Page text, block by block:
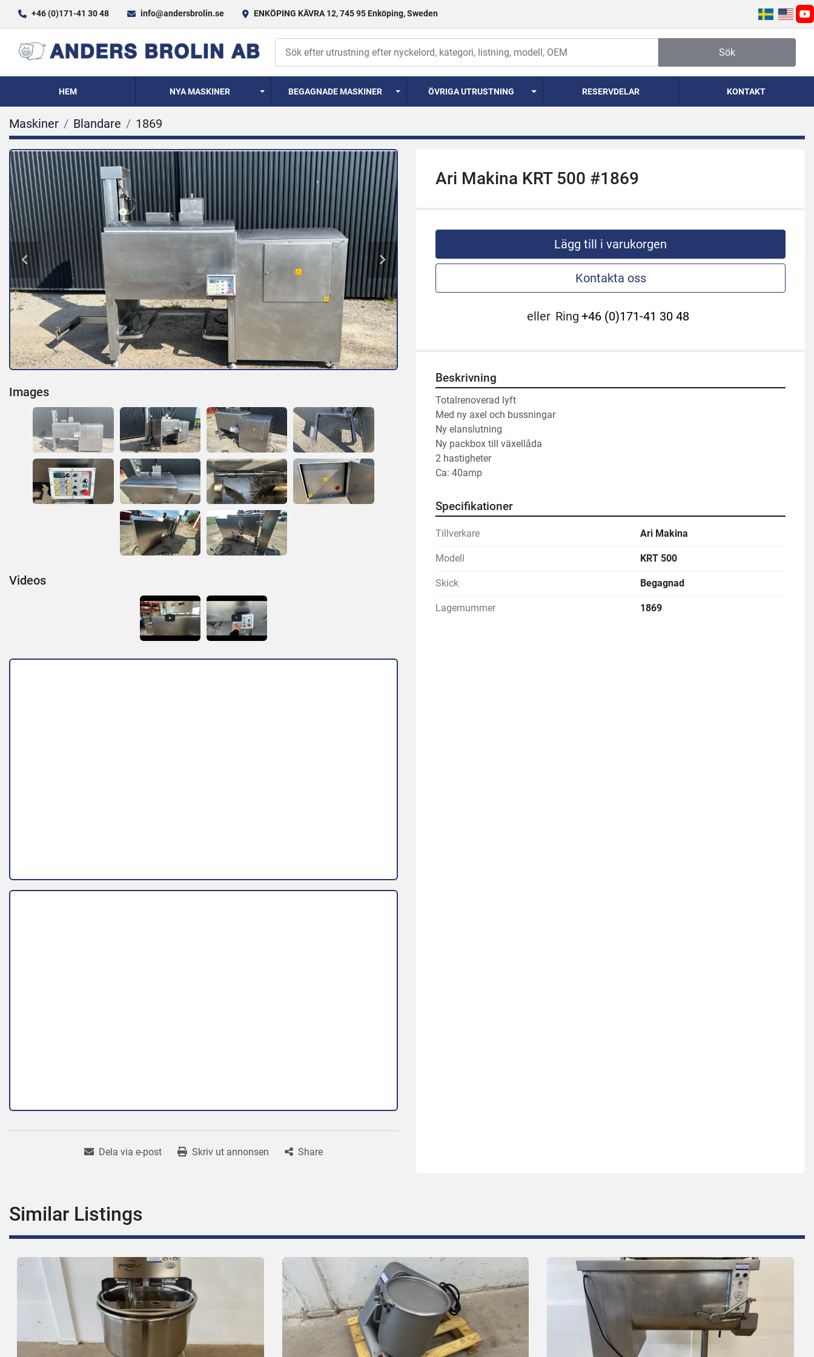
+46 (0)171-41 30 48 info@andersbrolin.se ENKÖPING KÄVRA 12, 745 95 Enköping, Sweden
Sök
HEM NYA MASKINER BEGAGNADE MASKINER ÖVRIGA UTRUSTNING RESERVDELAR KONTAKT
Maskiner Blandare 1869
Images
Videos
Dela via e-post Skriv ut annonsen Share
Ari Makina KRT 500 #1869
Lägg till i varukorgen
Kontakta oss
eller Ring +46 (0)171-41 30 48
Beskrivning
Totalrenoverad lyft
Med ny axel och bussningar
Ny elanslutning
Ny packbox till växellåda
2 hastigheter
Ca: 40amp
Specifikationer
Tillverkare Ari Makina
Modell KRT 500
Skick Begagnad
Lagernummer 1869
Similar Listings